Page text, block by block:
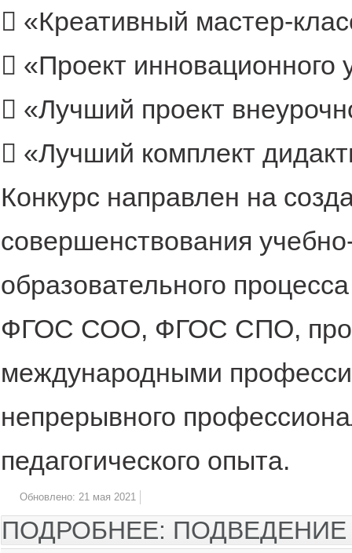
 «Креативный мастер-
 «Проект инновационного
 «Лучший проект
 «Лучший комплект
Конкурс направлен на
совершенствования
образовательного
ФГОС СОО, ФГОС СПО,
международными
непрерывного
педагогического опыта.
Обновлено: 21 мая 2021
ПОДРОБНЕЕ: